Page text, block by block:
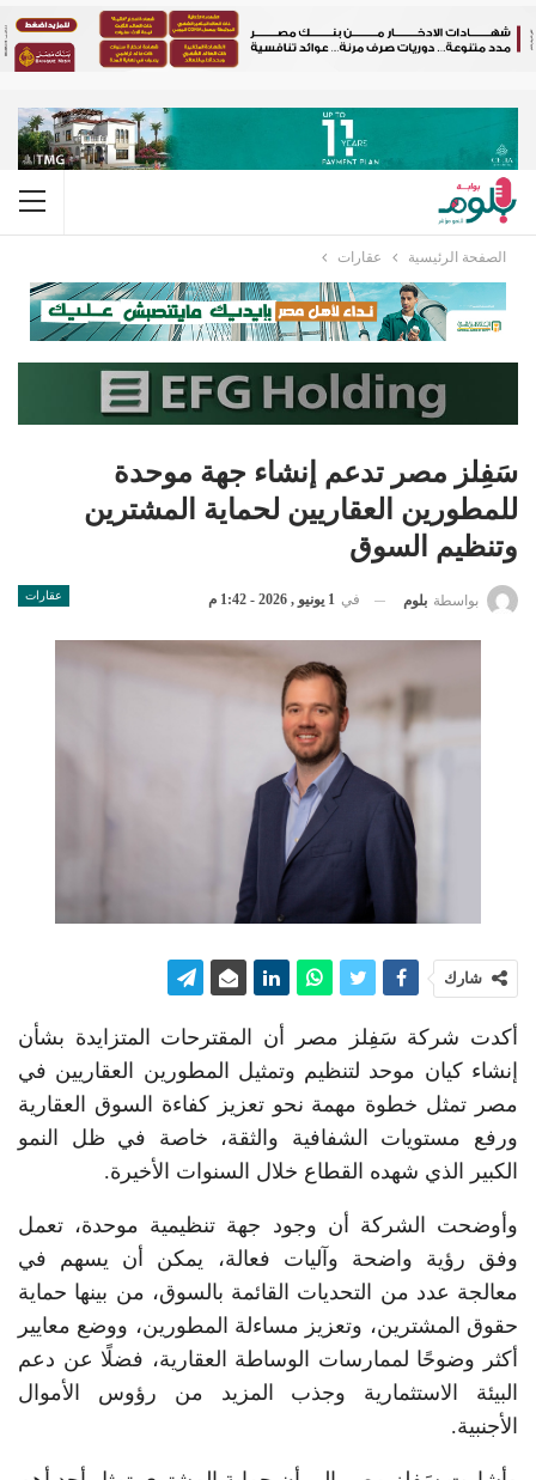
الصفحة الرئيسية عقارات
سَفِلز مصر تدعم إنشاء جهة موحدة
للمطورين العقاريين لحماية المشترين
وتنظيم السوق
عقارات بواسطة بلوم في 1 يونيو , 2026 - 1:42 م
شارك
أكدت شركة سَفِلز مصر أن المقترحات المتزايدة بشأن
إنشاء كيان موحد لتنظيم وتمثيل المطورين العقاريين في
مصر تمثل خطوة مهمة نحو تعزيز كفاءة السوق العقارية
ورفع مستويات الشفافية والثقة، خاصة في ظل النمو
الكبير الذي شهده القطاع خلال السنوات الأخيرة.
وأوضحت الشركة أن وجود جهة تنظيمية موحدة، تعمل
وفق رؤية واضحة وآليات فعالة، يمكن أن يسهم في
معالجة عدد من التحديات القائمة بالسوق، من بينها حماية
حقوق المشترين، وتعزيز مساءلة المطورين، ووضع معايير
أكثر وضوحًا لممارسات الوساطة العقارية، فضلًا عن دعم
البيئة الاستثمارية وجذب المزيد من رؤوس الأموال
الأجنبية.